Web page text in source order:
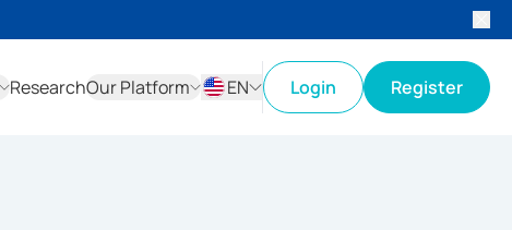
ResearchOur Platform
EN
Login Register